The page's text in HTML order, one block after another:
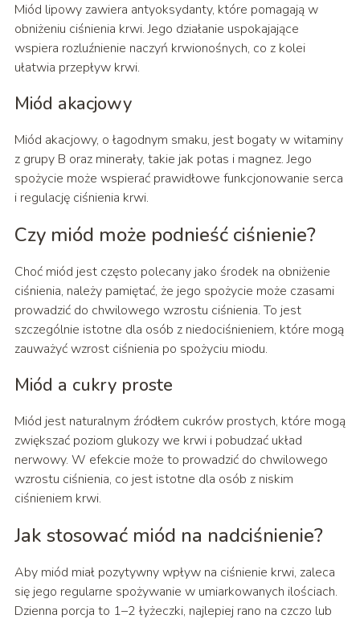
Miód lipowy zawiera antyoksydanty, które pomagają w
obniżeniu ciśnienia krwi. Jego działanie uspokajające
wspiera rozluźnienie naczyń krwionośnych, co z kolei
ułatwia przepływ krwi.
Miód akacjowy
Miód akacjowy, o łagodnym smaku, jest bogaty w witaminy
z grupy B oraz minerały, takie jak potas i magnez. Jego
spożycie może wspierać prawidłowe funkcjonowanie serca
i regulację ciśnienia krwi.
Czy miód może podnieść ciśnienie?
Choć miód jest często polecany jako środek na obniżenie
ciśnienia, należy pamiętać, że jego spożycie może czasami
prowadzić do chwilowego wzrostu ciśnienia. To jest
szczególnie istotne dla osób z niedociśnieniem, które mogą
zauważyć wzrost ciśnienia po spożyciu miodu.
Miód a cukry proste
Miód jest naturalnym źródłem cukrów prostych, które mogą
zwiększać poziom glukozy we krwi i pobudzać układ
nerwowy. W efekcie może to prowadzić do chwilowego
wzrostu ciśnienia, co jest istotne dla osób z niskim
ciśnieniem krwi.
Jak stosować miód na nadciśnienie?
Aby miód miał pozytywny wpływ na ciśnienie krwi, zaleca
się jego regularne spożywanie w umiarkowanych ilościach.
Dzienna porcja to 1–2 łyżeczki, najlepiej rano na czczo lub